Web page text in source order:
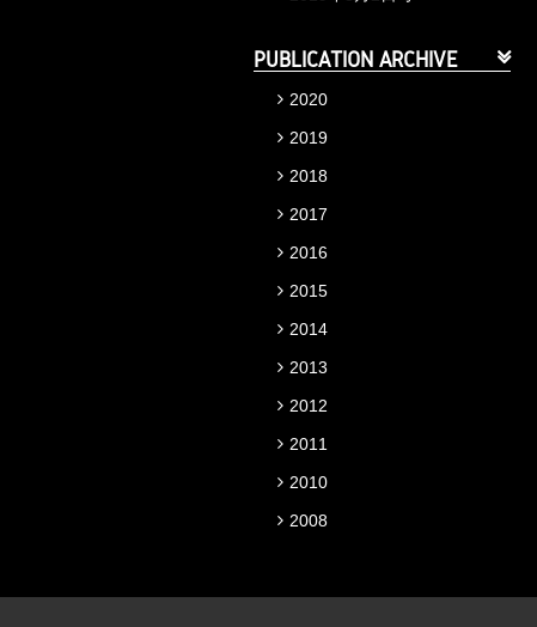
PUBLICATION ARCHIVE
2020
2019
2018
2017
2016
2015
2014
2013
2012
2011
2010
2008